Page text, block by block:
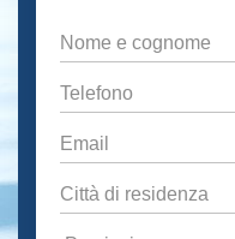
Nome
e
cognome
Telefono
Email
Città
di